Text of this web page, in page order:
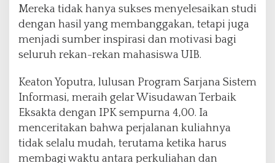
Mereka tidak hanya sukses menyelesaikan studi
dengan hasil yang membanggakan, tetapi juga
menjadi sumber inspirasi dan motivasi bagi
seluruh rekan-rekan mahasiswa UIB.
Keaton Yoputra, lulusan Program Sarjana Sistem
Informasi, meraih gelar Wisudawan Terbaik
Eksakta dengan IPK sempurna 4,00. Ia
menceritakan bahwa perjalanan kuliahnya
tidak selalu mudah, terutama ketika harus
membagi waktu antara perkuliahan dan